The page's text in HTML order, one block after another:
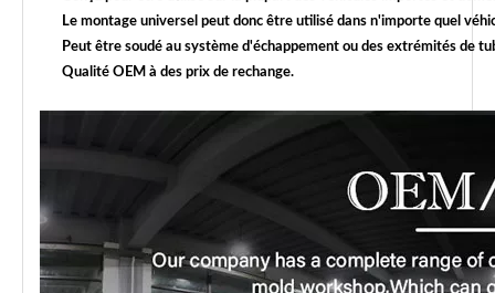
Le montage universel peut donc être utilisé dans n'importe quel
Peut être soudé au système d'échappement ou des extrémités de
Qualité OEM à des prix de rechange.